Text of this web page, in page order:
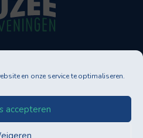
en onze service te optimaliseren.
accepteren
90-92
3500830